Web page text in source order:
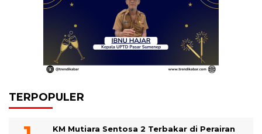
TERPOPULER
KM Mutiara Sentosa 2 Terbakar di Perairan